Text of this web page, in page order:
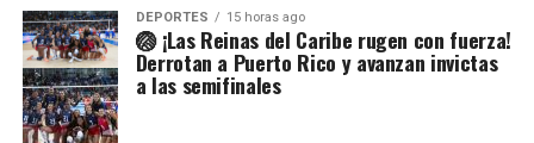
DEPORTES 15 horas ago
🏐 ¡Las Reinas del Caribe rugen con fuerza!
Derrotan a Puerto Rico y avanzan invictas
a las semifinales